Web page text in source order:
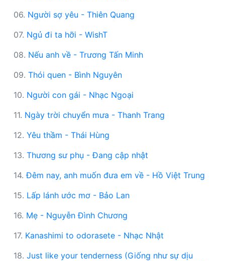
06. Người sợ yêu - Thiên Quang
07. Ngủ đi ta hỡi - WishT
08. Nếu anh về - Trương Tấn Minh
09. Thói quen - Bình Nguyên
10. Người con gái - Nhạc Ngoại
11. Ngày trời chuyển mưa - Thanh Trang
12. Yêu thầm - Thái Hùng
13. Thương sư phụ - Đang cập nhật
14.Đêm nay, anh muốn đưa em về - Hồ Việt Trung
15. Lấp lánh ước mơ - Bảo Lan
16. Mẹ - Nguyễn Đình Chương
17. Kanashimi to odorasete - Nhạc Nhật
18. Just like your tenderness (Giống như sự dịu